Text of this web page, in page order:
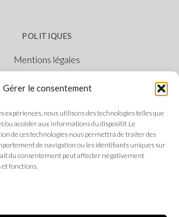
Gérer le consentement
nous utilisons des technologies telles que
ou accéder aux informations du dispositif. Le
de ces technologies nous permettra de traiter des
de navigation ou les identifiants uniques sur
du consentement peut affecter négativement
fonctions.
POLITIQUES
Mentions légales
Canal Éthique
SUIVEZ-NOUS